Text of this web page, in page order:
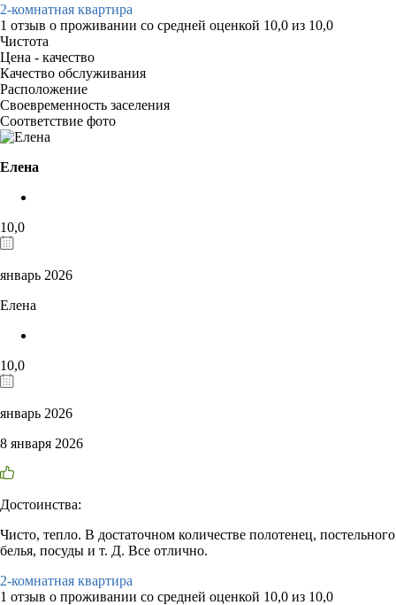
2-комнатная квартира
1 отзыв о проживании со средней оценкой 10,0 из 10,0
Чистота
Цена - качество
Качество обслуживания
Расположение
Своевременность заселения
Соответствие фото
Елена
10,0
январь 2026
Елена
10,0
январь 2026
8 января 2026
Достоинства:
Чисто, тепло. В достаточном количестве полотенец, постельного
белья, посуды и т. Д. Все отлично.
2-комнатная квартира
1 отзыв о проживании со средней оценкой 10,0 из 10,0